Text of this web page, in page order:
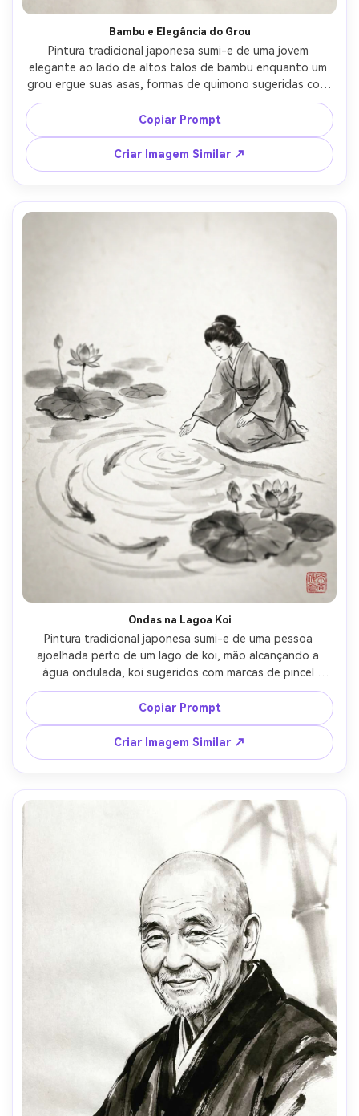
Bambu e Elegância do Grou
Pintura tradicional japonesa sumi-e de uma jovem
elegante ao lado de altos talos de bambu enquanto um
grou ergue suas asas, formas de quimono sugeridas com
poucos traços confiantes de pincel, tinta monocromática
com um pequeno toque de vermelho, fundo suave,
espaço negativo forte, textura de papel de arroz, selo
vermelho, lente 85mm, profundidade de campo rasa,
iluminação cinematográfica suave --ar 4:5
Copiar Prompt
Criar Imagem Similar ↗
Ondas na Lagoa Koi
Pintura tradicional japonesa sumi-e de uma pessoa
ajoelhada perto de um lago de koi, mão alcançando a
água ondulada, koi sugeridos com marcas de pincel
curvado mínimas, folhas de lótus flutuantes, efeitos
delicados de florescimento de tinta, espaço negativo
elevado, lavagem suave de cinza, fibras de papel de arroz
visíveis, atmosfera zen calma, selo vermelho, lente 85mm,
profundidade de campo rasa, iluminação cinematográfica
suave --ar 4:5
Copiar Prompt
Criar Imagem Similar ↗